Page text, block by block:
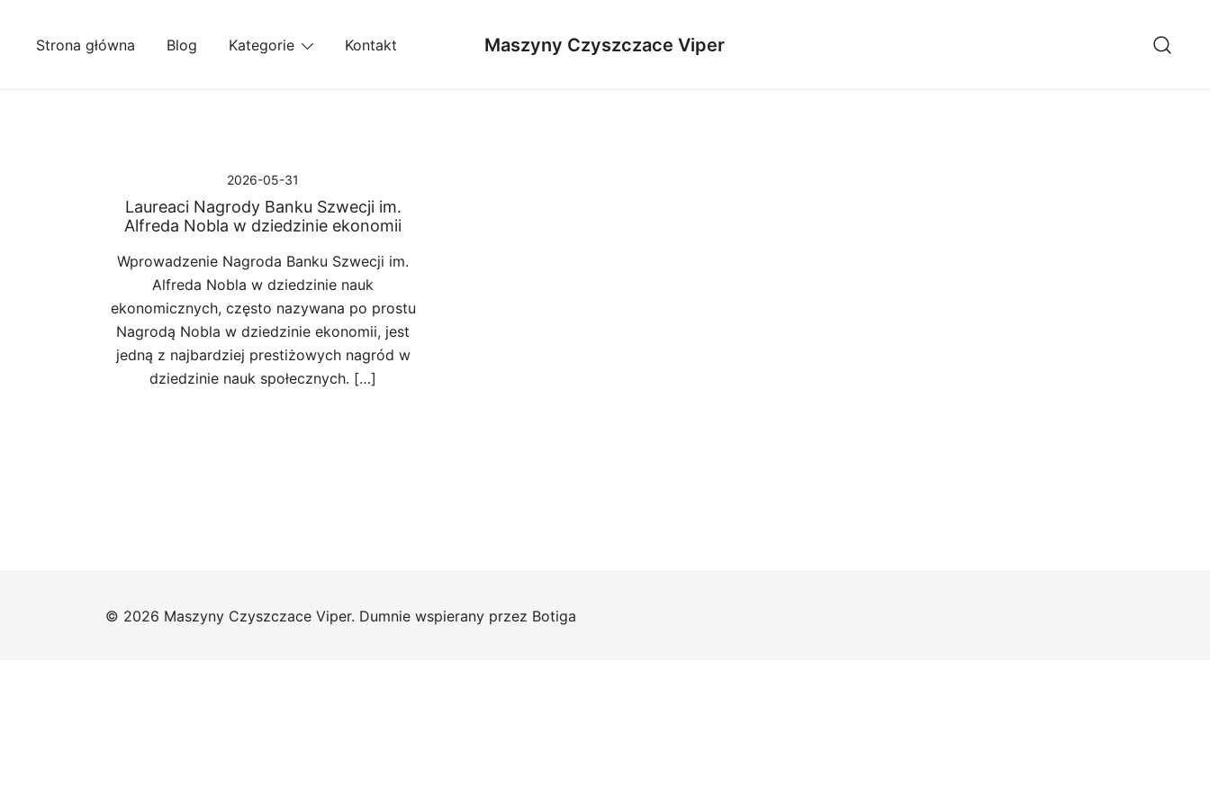
Strona główna Blog Kategorie Kontakt Maszyny Czyszczace Viper
2026-05-31
Laureaci Nagrody Banku Szwecji im.
Alfreda Nobla w dziedzinie ekonomii
Wprowadzenie Nagroda Banku Szwecji im.
Alfreda Nobla w dziedzinie nauk
ekonomicznych, często nazywana po prostu
Nagrodą Nobla w dziedzinie ekonomii, jest
jedną z najbardziej prestiżowych nagród w
dziedzinie nauk społecznych. […]
© 2026 Maszyny Czyszczace Viper. Dumnie wspierany przez Botiga